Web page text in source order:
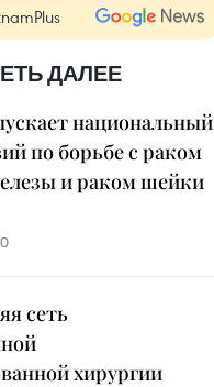
ДАЛЕЕ
национальный
по борьбе с раком
и раком шейки
сеть
хирургии